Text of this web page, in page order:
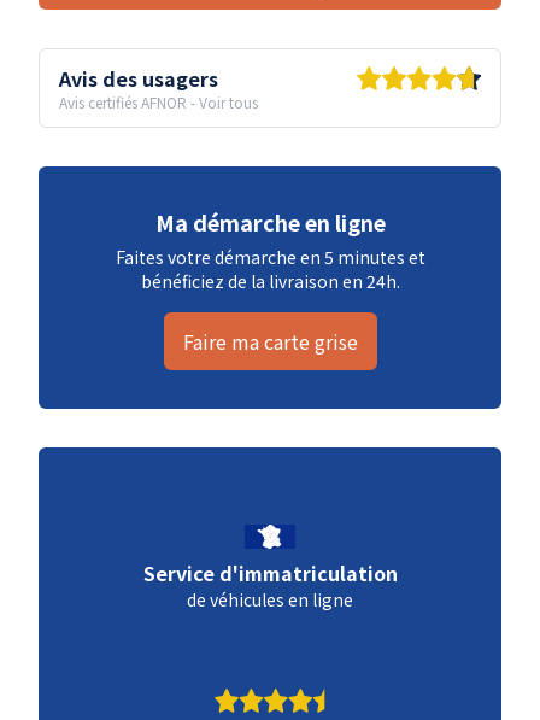
Avis des usagers
Avis certifiés AFNOR -Voir tous
Ma démarche en ligne
Faites votre démarche en 5 minutes et
bénéficiez de la livraison en 24h.
Faire ma carte grise
Service d'immatriculation
de véhicules en ligne